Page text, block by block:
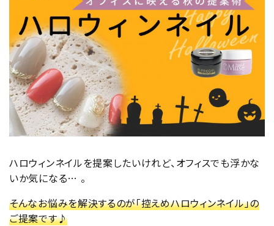
ハロウィンネイルを提案したいけれど、オフィスでも浮かな
いか気になる… 。
そんなお悩みを解決するのが「控えめハロウィンネイル」の
ご提案です♪